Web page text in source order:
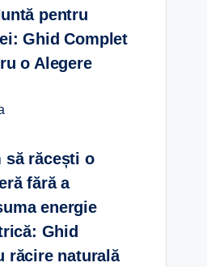
pentru
Ghid Complet
o Alegere
să răcești o
fără a
energie
Ghid
răcire naturală